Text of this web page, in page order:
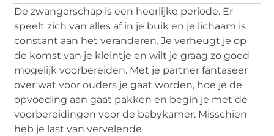
De zwangerschap is een heerlijke periode. Er
speelt zich van alles af in je buik en je lichaam is
constant aan het veranderen. Je verheugt je op
de komst van je kleintje en wilt je graag zo goed
mogelijk voorbereiden. Met je partner fantaseer
over wat voor ouders je gaat worden, hoe je de
opvoeding aan gaat pakken en begin je met de
voorbereidingen voor de babykamer. Misschien
heb je last van vervelende